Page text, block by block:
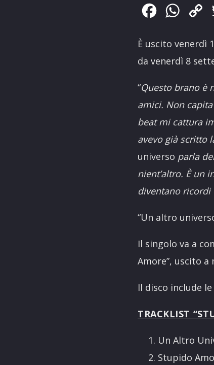
Facebook
È uscito venerdì
da venerdì 8
“Questo brano è
amici. Non
beat mi cattura
avevo già scritto
universo parla
nient’altro. È un
diventano
“Un altro
Il singolo va a
Amore”, uscito
Il disco include
TRACKLIST
Un Altro
Stupido